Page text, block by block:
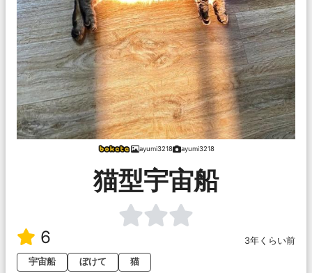
ayumi3218 ayumi3218
猫型宇宙船
6
3年くらい前
宇宙船
ぼけて 猫